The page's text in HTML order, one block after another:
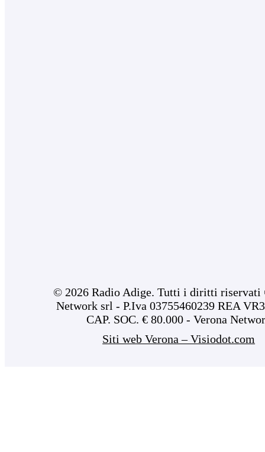
© 2026 Radio Adige. Tutti i diritti riservati
Network srl - P.Iva 03755460239 REA
CAP. SOC. € 80.000 - Verona
Siti web Verona – Visiodot.com